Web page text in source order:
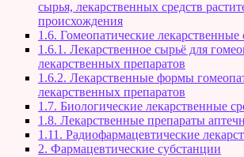
сырья, лекарственных средств
происхождения
1.6. Гомеопатические лекарственные
1.6.1. Лекарственное сырьё для
лекарственных препаратов
1.6.2. Лекарственные формы
лекарственных препаратов
1.7. Биологические лекарственные
1.8. Лекарственные препараты
1.11. Радиофармацевтические
2. Фармацевтические субстанции